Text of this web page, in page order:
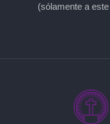
(sólamente a